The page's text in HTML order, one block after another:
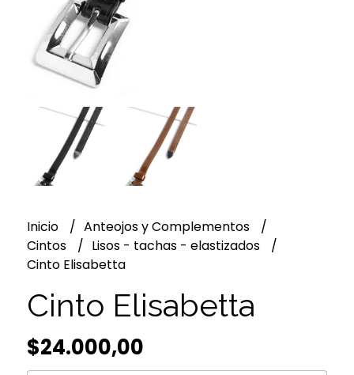
Inicio
Anteojos y Complementos
Cintos
Lisos - tachas - elastizados
Cinto Elisabetta
Cinto Elisabetta
$24.000,00